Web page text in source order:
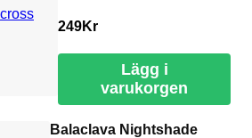
249Kr
Lägg i
varukorgen
Balaclava Nightshade